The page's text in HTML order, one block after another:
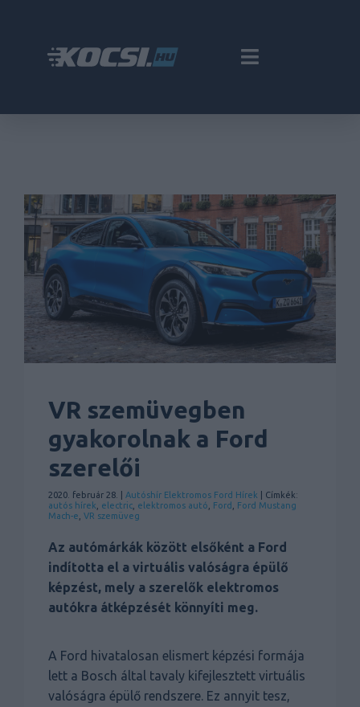
VR szemüvegben
gyakorolnak a Ford
szerelői
2020. február 28. | Autóshír Elektromos Ford Hírek | Címkék:
autós hírek
electric elektromos autó Ford
Ford Mustang
Mach-e VR szemüveg
Az autómárkák között elsőként a Ford
indította el a virtuális valóságra épülő
képzést, mely a szerelők elektromos
autókra átképzését könnyíti meg.
A Ford hivatalosan elismert képzési formája
lett a Bosch által tavaly kifejlesztett virtuális
valóságra épülő rendszere. Ez annyit tesz,